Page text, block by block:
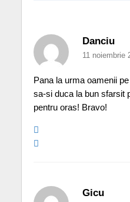
Danciu
11 noiembrie
Pana la urma oamenii
sa-si duca la bun sfarsit
pentru oras! Bravo!
Gicu